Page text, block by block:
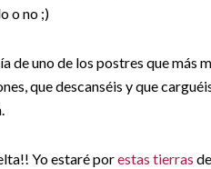
o no ;)
de uno de los postres que más
que descanséis y que
Yo estaré porestas tierras